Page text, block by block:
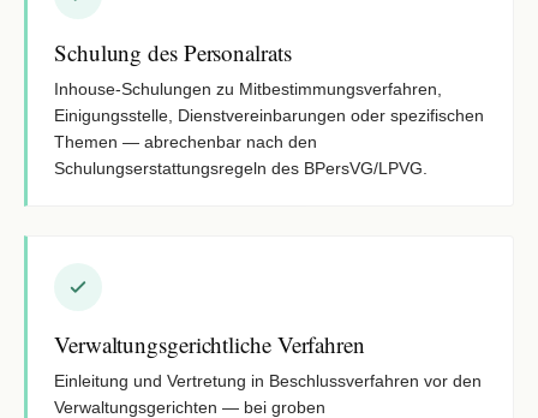
Schulung des Personalrats
Inhouse-Schulungen zu Mitbestimmungsverfahren,
Einigungsstelle, Dienstvereinbarungen oder spezifischen
Themen — abrechenbar nach den
Schulungserstattungsregeln des BPersVG/LPVG.
Verwaltungsgerichtliche Verfahren
Einleitung und Vertretung in Beschlussverfahren vor den
Verwaltungsgerichten — bei groben